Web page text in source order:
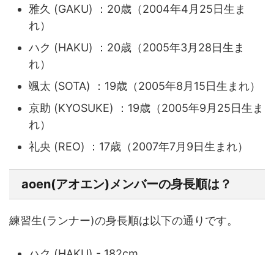
雅久 (GAKU) ：20歳（2004年4月25日生ま
れ）
ハク (HAKU) ：20歳（2005年3月28日生ま
れ）
颯太 (SOTA) ：19歳（2005年8月15日生まれ）
京助 (KYOSUKE) ：19歳（2005年9月25日生ま
れ）
礼央 (REO) ：17歳（2007年7月9日生まれ）
aoen(アオエン)メンバーの身長順は？
練習生(ランナー)の身長順は以下の通りです。